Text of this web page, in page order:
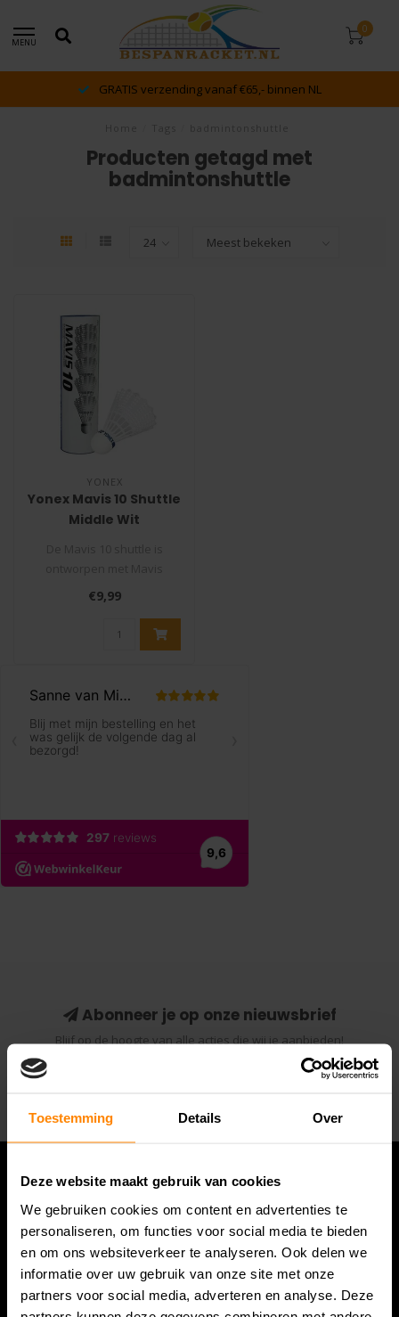
Toestemming Details Over
Deze website maakt gebruik van cookies
We gebruiken cookies om content en advertenties te
personaliseren, om functies voor social media te bieden
en om ons websiteverkeer te analyseren. Ook delen we
informatie over uw gebruik van onze site met onze
partners voor social media, adverteren en analyse. Deze
MENU
0
GRATIS verzending vanaf €65,- binnen NL
Producten getagd met
badmintonshuttle
YONEX
Yonex Mavis 10 Shuttle
Middle Wit
technologie. Deze
technologie zorgt v..
€9,99
Abonneer je op onze nieuwsbrief
Blijf op de hoogte van alle acties die wij je aanbieden!
Abonneer